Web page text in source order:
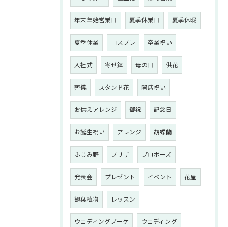
年末年始営業日 夏季休業日 夏季休暇
夏季休業 コスプレ 卒業祝い
入社式 寄せ鉢 母の日 供花
葬儀 スタンド花 開店祝い
お供えアレンジ 御祝 記念日
お誕生祝い アレンジ 胡蝶蘭
ふじみ野 プリザ プロポーズ
発表会 プレゼント イベント 花屋
観葉植物 レッスン
ウェディングブーケ ウェディング